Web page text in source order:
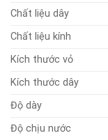
Chất liệu dây
Chất liệu kính
Kích thước vỏ
Kích thước dây
Độ dày
Độ chịu nước